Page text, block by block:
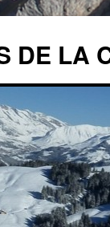
DE LA